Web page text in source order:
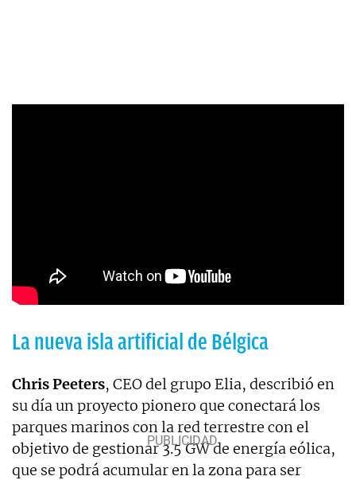
La nueva isla artificial de Bélgica
Chris Peeters, CEO del grupo Elia, describió en
su día un proyecto pionero que conectará los
parques marinos con la red terrestre con el
objetivo de gestionar 3.5 GW de energía eólica,
que se podrá acumular en la zona para ser